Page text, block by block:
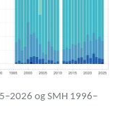
og SMH 1996–